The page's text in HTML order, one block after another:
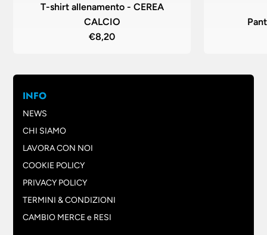
T-shirt allenamento - CEREA
CALCIO
€8,20
INFO
NEWS
CHI SIAMO
LAVORA CON NOI
COOKIE POLICY
PRIVACY POLICY
TERMINI & CONDIZIONI
CAMBIO MERCE e RESI